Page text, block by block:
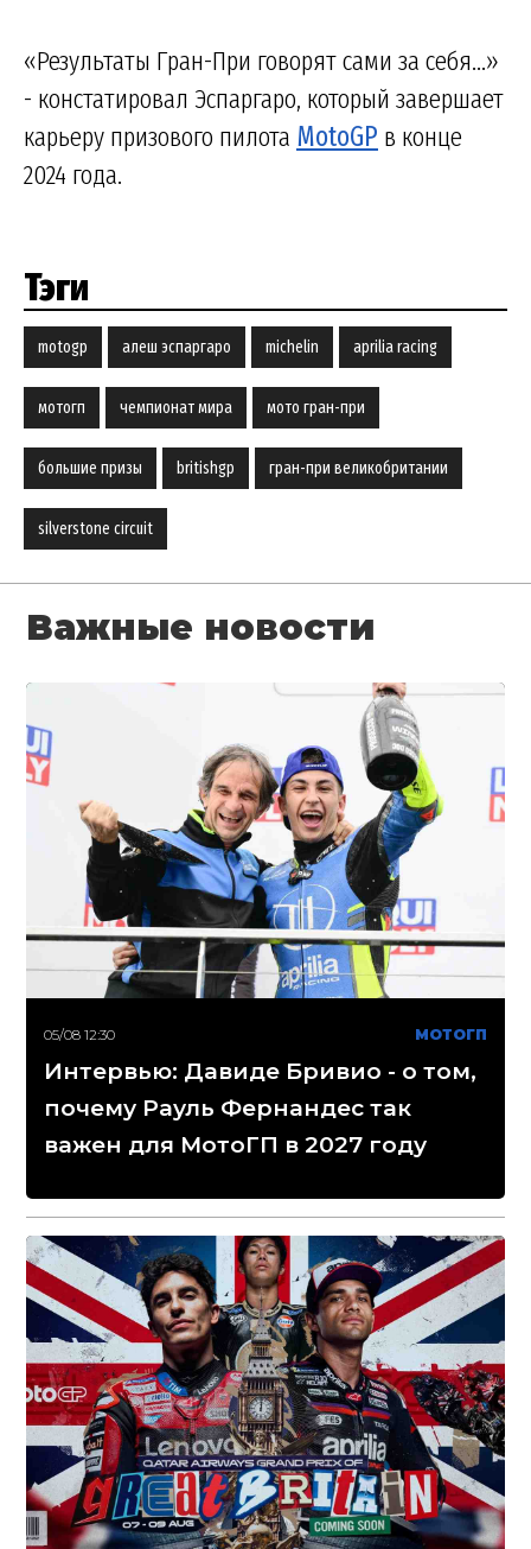
«Результаты Гран-При говорят сами за себя...»
- констатировал Эспаргаро, который завершает
карьеру призового пилота MotoGP в конце
2024 года.
Тэги
motogp алеш эспаргаро michelin aprilia racing
мотогп чемпионат мира мото гран-при
большие призы britishgp гран-при великобритании
silverstone circuit
Важные новости
05/08 12:30 МОТОГП
Интервью: Давиде Бривио - о том,
почему Рауль Фернандес так
важен для МотоГП в 2027 году